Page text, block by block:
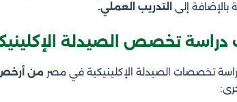
بالإضافة إلى
التدريب العملي.
تخصص الصيدلة
تخصصات الصيدلة الإكلينيكية في مصر من أرخص